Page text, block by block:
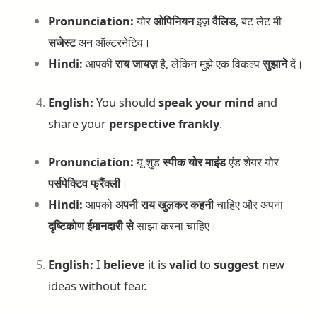
Pronunciation:योरओपिनियनइज़वैलिड, बट लेट मी
सजेस्टअन ऑल्टरनेटिव।
Hindi: आपकीरायजायज़है, लेकिन मुझे एक विकल्पसुझानेदें।
English: You shouldspeak your mind and
share your perspective frankly.
Pronunciation:यू शुडस्पीकयोरमाइंडएंड शेयर योर
पर्सपेक्टिवफ्रैंक्ली।
Hindi: आपकोअपनीरायखुलकरकहनीचाहिए और अपना
दृष्टिकोणईमानदारीसेसाझा करना चाहिए।
English: I believe it isvalid tosuggest new
ideas without fear.